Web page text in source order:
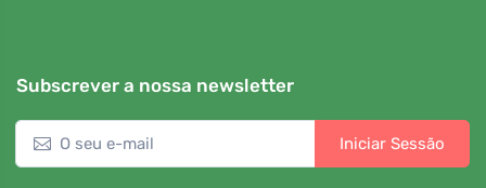
Subscrever a nossa newsletter
Iniciar Sessão